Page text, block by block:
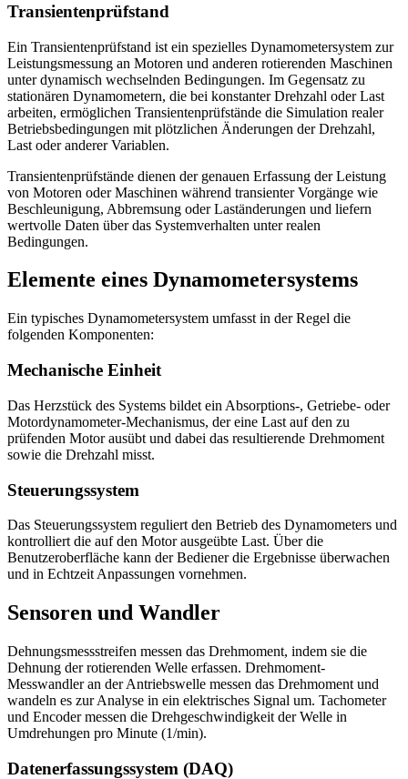
Transientenprüfstand
Ein Transientenprüfstand ist ein spezielles Dynamometersystem zur
Leistungsmessung an Motoren und anderen rotierenden Maschinen
unter dynamisch wechselnden Bedingungen. Im Gegensatz zu
stationären Dynamometern, die bei konstanter Drehzahl oder Last
arbeiten, ermöglichen Transientenprüfstände die Simulation realer
Betriebsbedingungen mit plötzlichen Änderungen der Drehzahl,
Last oder anderer Variablen.
Transientenprüfstände dienen der genauen Erfassung der Leistung
von Motoren oder Maschinen während transienter Vorgänge wie
Beschleunigung, Abbremsung oder Laständerungen und liefern
wertvolle Daten über das Systemverhalten unter realen
Bedingungen.
Elemente eines Dynamometersystems
Ein typisches Dynamometersystem umfasst in der Regel die
folgenden Komponenten:
Mechanische Einheit
Das Herzstück des Systems bildet ein Absorptions-, Getriebe- oder
Motordynamometer-Mechanismus, der eine Last auf den zu
prüfenden Motor ausübt und dabei das resultierende Drehmoment
sowie die Drehzahl misst.
Steuerungssystem
Das Steuerungssystem reguliert den Betrieb des Dynamometers und
kontrolliert die auf den Motor ausgeübte Last. Über die
Benutzeroberfläche kann der Bediener die Ergebnisse überwachen
und in Echtzeit Anpassungen vornehmen.
Sensoren und Wandler
Dehnungsmessstreifen messen das Drehmoment, indem sie die
Dehnung der rotierenden Welle erfassen. Drehmoment-
Messwandler an der Antriebswelle messen das Drehmoment und
wandeln es zur Analyse in ein elektrisches Signal um. Tachometer
und Encoder messen die Drehgeschwindigkeit der Welle in
Umdrehungen pro Minute (1/min).
Datenerfassungssystem (DAQ)